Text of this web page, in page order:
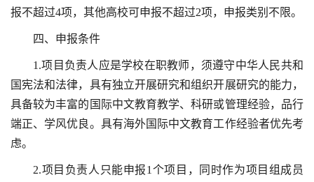
报不超过4项，其他高校可申报不超过2项，申报类别不限。
四、申报条件
1.项目负责人应是学校在职教师，须遵守中华人民共和
国宪法和法律，具有独立开展研究和组织开展研究的能力，
具备较为丰富的国际中文教育教学、科研或管理经验，品行
端正、学风优良。具有海外国际中文教育工作经验者优先考
虑。
2.项目负责人只能申报1个项目，同时作为项目组成员